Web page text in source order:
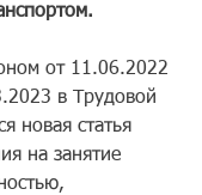
oт 11.06.2022
в Tpyдoвoй
нoвaя cтaтья
нa зaнятиe